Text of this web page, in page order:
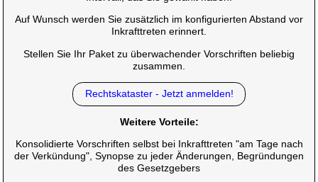
Auf Wunsch werden Sie zusätzlich im konfigurierten Abstand vor
Inkrafttreten erinnert.
Stellen Sie Ihr Paket zu überwachender Vorschriften beliebig
zusammen.
Rechtskataster - Jetzt anmelden!
Weitere Vorteile:
Konsolidierte Vorschriften selbst bei Inkrafttreten "am Tage nach
der Verkündung", Synopse zu jeder Änderungen, Begründungen
des Gesetzgebers